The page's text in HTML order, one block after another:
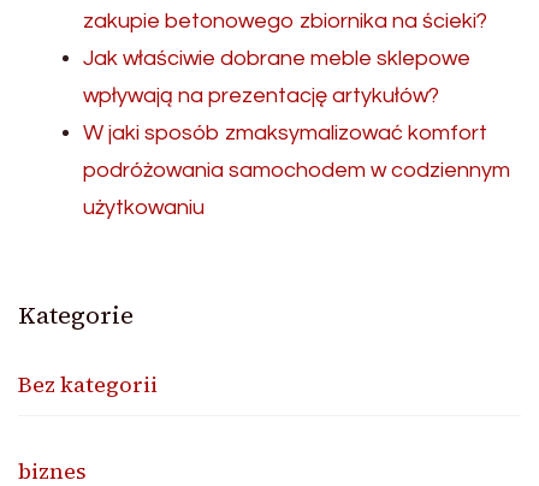
zakupie betonowego zbiornika na ścieki?
Jak właściwie dobrane meble sklepowe
wpływają na prezentację artykułów?
W jaki sposób zmaksymalizować komfort
podróżowania samochodem w codziennym
użytkowaniu
Kategorie
Bez kategorii
biznes